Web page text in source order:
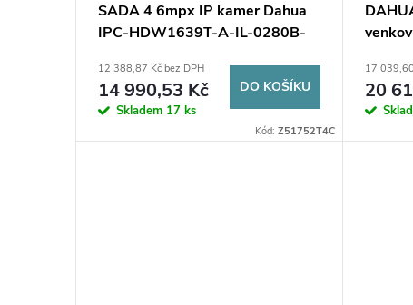
d
SADA 4 6mpx IP kamer Dahua
IPC-HDW1639T-A-IL-0280B-
12 388,87 Kč bez DPH
14 990,53 Kč
Skladem 17 ks
DO KOŠÍKU
Kód:Z51752T4C
17
20